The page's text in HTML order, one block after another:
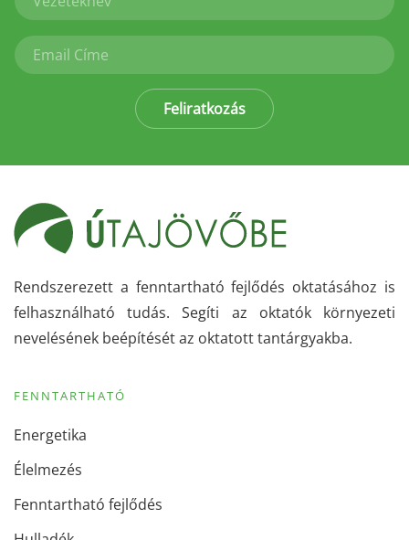
Feliratkozás
Rendszerezett a fenntartható fejlődés oktatásához is
felhasználható tudás. Segíti az oktatók környezeti
nevelésének beépítését az oktatott tantárgyakba.
FENNTARTHATÓ
Energetika
Élelmezés
Fenntartható fejlődés